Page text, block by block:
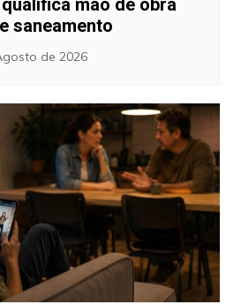
mão de obra
saneamento
de 2026